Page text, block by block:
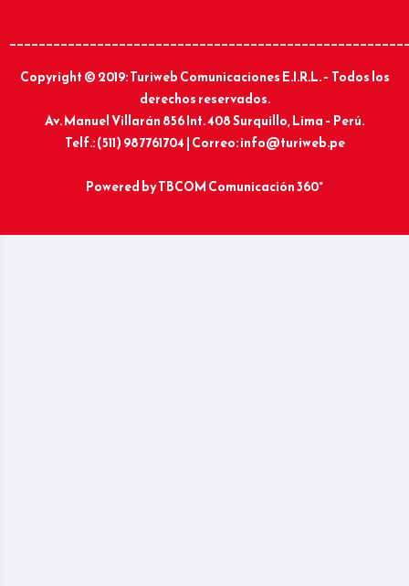
Copyright © 2019: Turiweb Comunicaciones E.I.R.L. – Todos los
derechos reservados.
Av. Manuel Villarán 856 Int. 408 Surquillo, Lima – Perú.
Telf.: (511) 987761704 | Correo: info@turiweb.pe
Powered byTBCOM Comunicación 360°